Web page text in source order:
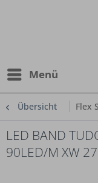
Menü
Übersicht Flex
LED BAND
90LED/M XW